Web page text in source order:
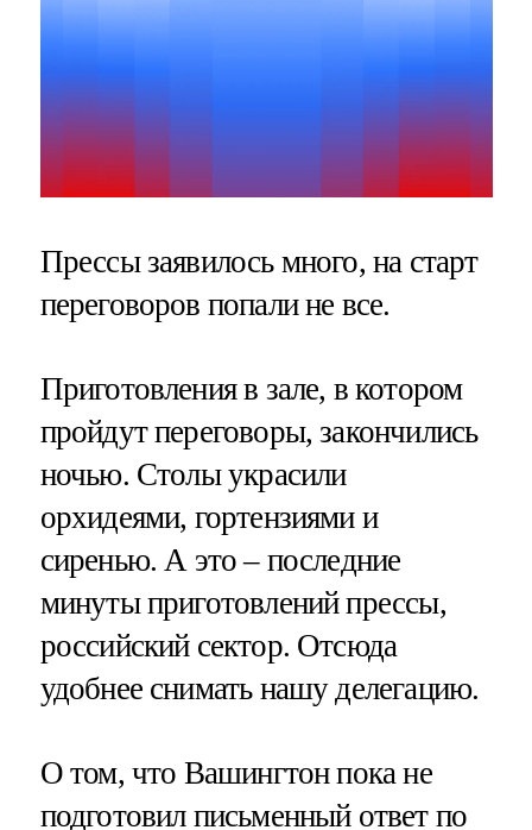
Прессы заявилось много, на старт
переговоров попали не все.
Приготовления в зале, в котором
пройдут переговоры, закончились
ночью. Столы украсили
орхидеями, гортензиями и
сиренью. А это – последние
минуты приготовлений прессы,
российский сектор. Отсюда
удобнее снимать нашу делегацию.
О том, что Вашингтон пока не
подготовил письменный ответ по